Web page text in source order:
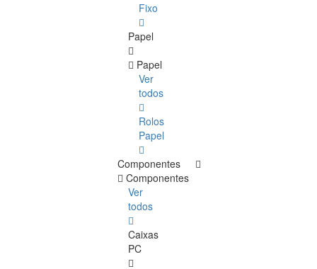
Fixo
Papel
Papel
Ver
todos
Rolos
Papel
Componentes
Componentes
Ver
todos
Caixas
PC